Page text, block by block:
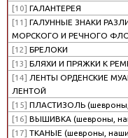
[10] ГАЛАНТЕРЕЯ
[11] ГАЛУННЫЕ ЗНАКИ
МОРСКОГО И РЕЧНОГО
[12] БРЕЛОКИ
[13] БЛЯХИ И ПРЯЖКИ К
[14] ЛЕНТЫ ОРДЕНСКИЕ
ЛЕНТОЙ
[15] ПЛАСТИЗОЛЬ
[16] ВЫШИВКА (шевроны,
[17] ТКАНЫЕ (шевроны,